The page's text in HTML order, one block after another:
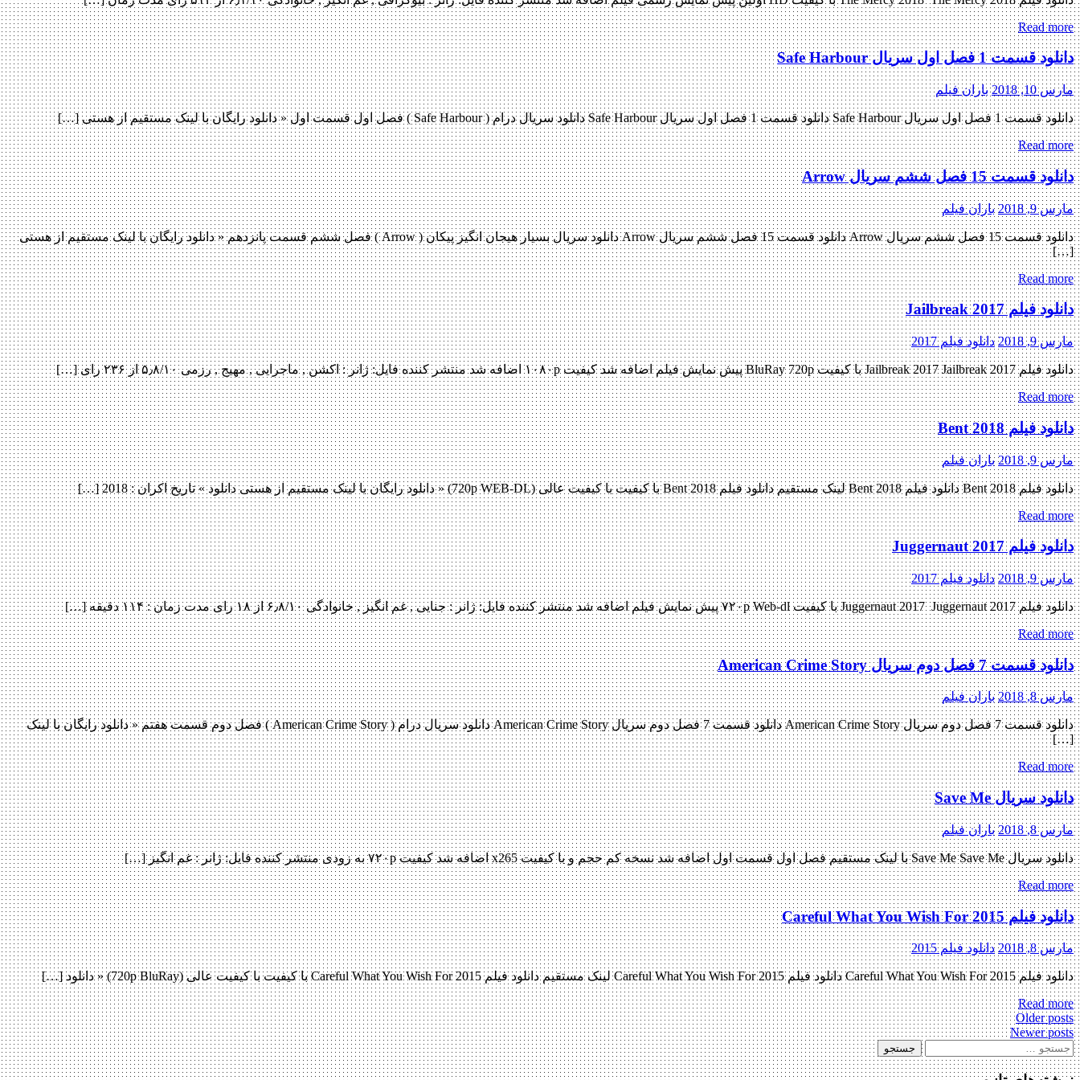
Read more
دانلود قسمت 1 فصل اول سریال Safe Harbour
مارس 10, 2018 باران فیلم
دانلود قسمت 1 فصل اول سریال Safe Harbour دانلود قسمت 1 فصل اول سریال Safe Harbour دانلود سریال درام ( Safe Harbour ) فصل اول قسمت اول « دانلود رایگان با لینک مستقیم از هستی […]
Read more
دانلود قسمت 15 فصل ششم سریال Arrow
مارس 9, 2018 باران فیلم
دانلود قسمت 15 فصل ششم سریال Arrow دانلود قسمت 15 فصل ششم سریال Arrow دانلود سریال بسیار هیجان انگیز پیکان ( Arrow ) فصل ششم قسمت پانزدهم « دانلود رایگان با لینک مستقیم از هستی
[…]
Read more
دانلود فیلم Jailbreak 2017
مارس 9, 2018 دانلود فیلم 2017
دانلود فیلم Jailbreak 2017 Jailbreak 2017 با کیفیت BluRay 720p پیش نمایش فیلم اضافه شد کیفیت ۱۰۸۰p اضافه شد منتشر کننده فایل: ژانر : اکشن , ماجرایی , مهیج , رزمی ۵٫۸/۱۰ از ۲۳۶ رای […]
Read more
دانلود فیلم Bent 2018
مارس 9, 2018 باران فیلم
دانلود فیلم Bent 2018 دانلود فیلم Bent 2018 لینک مستقیم دانلود فیلم Bent 2018 با کیفیت با کیفیت عالی (720p WEB-DL) « دانلود رایگان با لینک مستقیم از هستی دانلود » تاریخ اکران : 2018 […]
Read more
دانلود فیلم Juggernaut 2017
مارس 9, 2018 دانلود فیلم 2017
دانلود فیلم Juggernaut 2017 Juggernaut 2017 با کیفیت ۷۲۰p Web-dl پیش نمایش فیلم اضافه شد منتشر کننده فایل: ژانر : جنایی , غم انگیز , خانوادگی ۶٫۸/۱۰ از ۱۸ رای مدت زمان : ۱۱۴ دقیقه […]
Read more
دانلود قسمت 7 فصل دوم سریال American Crime Story
مارس 8, 2018 باران فیلم
دانلود قسمت 7 فصل دوم سریال American Crime Story دانلود قسمت 7 فصل دوم سریال American Crime Story دانلود سریال درام ( American Crime Story ) فصل دوم قسمت هفتم « دانلود رایگان با لینک
[…]
Read more
دانلود سریال Save Me
مارس 8, 2018 باران فیلم
دانلود سریال Save Me Save Me با لینک مستقیم فصل اول قسمت اول اضافه شد نسخه کم حجم و با کیفیت x265 اضافه شد کیفیت ۷۲۰p به زودی منتشر کننده فایل: ژانر : غم انگیز […]
Read more
دانلود فیلم Careful What You Wish For 2015
مارس 8, 2018 دانلود فیلم 2015
دانلود فیلم Careful What You Wish For 2015 دانلود فیلم Careful What You Wish For 2015 لینک مستقیم دانلود فیلم Careful What You Wish For 2015 با کیفیت با کیفیت عالی (720p BluRay) « دانلود […]
Read more
Posts
navigation
Older posts
Newer posts
جستجو
برای: